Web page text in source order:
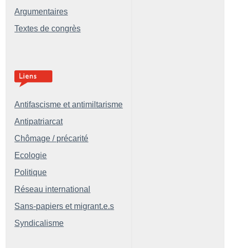
Argumentaires
Textes de congrès
Antifascisme et antimiltarisme
Antipatriarcat
Chômage / précarité
Ecologie
Politique
Réseau international
Sans-papiers et migrant.e.s
Syndicalisme